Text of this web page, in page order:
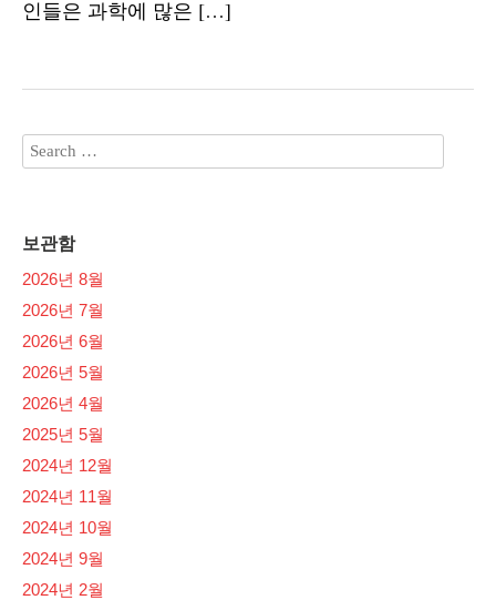
인들은 과학에 많은 […]
보관함
2026년 8월
2026년 7월
2026년 6월
2026년 5월
2026년 4월
2025년 5월
2024년 12월
2024년 11월
2024년 10월
2024년 9월
2024년 2월